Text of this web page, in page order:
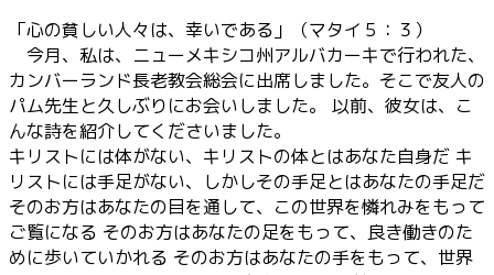
「心の貧しい人々は、幸いである」（マタイ５：３）
今月、私は、ニューメキシコ州アルバカーキで行われた、
カンバーランド長老教会総会に出席しました。そこで友人の
パム先生と久しぶりにお会いしました。 以前、彼女は、こ
んな詩を紹介してくださいました。
キリストには体がない、キリストの体とはあなた自身だ キ
リストには手足がない、しかしその手足とはあなたの手足だ
そのお方はあなたの目を通して、この世界を憐れみをもって
ご覧になる そのお方はあなたの足をもって、良き働きのた
めに歩いていかれる そのお方はあなたの手をもって、世界